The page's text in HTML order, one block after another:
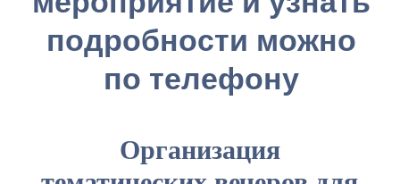
Организация
Английский клуб